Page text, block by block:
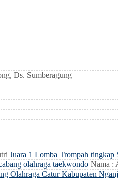
Ds. Sumberagung
Juara 1 Lomba Trompah
Nama :